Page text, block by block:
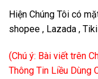
Hiện Chúng Tôi có
shopee , Lazada , Tiki
(Chú ý: Bài viết trên
Thông Tin Liều Dùng